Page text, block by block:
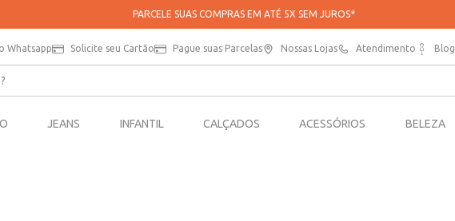
PARCELE SUAS COMPRAS EM ATÉ 5X SEM JUROS*
Whatsapp Solicite seu Cartão Pague suas Parcelas Nossas Lojas Atendimento Blog
JEANS INFANTIL CALÇADOS ACESSÓRIOS BELEZA